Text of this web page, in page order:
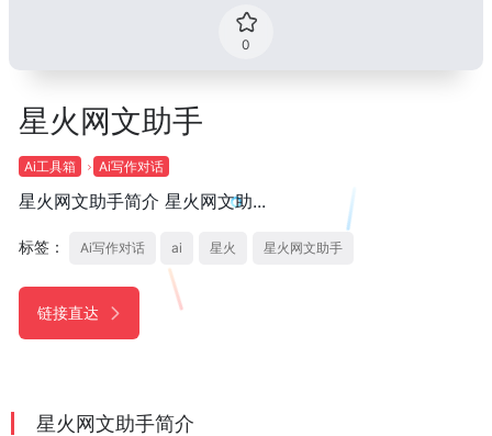
0
星火网文助手
Ai工具箱 Ai写作对话
星火网文助手简介 星火网文助...
标签： Ai写作对话 ai 星火 星火网文助手
链接直达
星火网文助手简介